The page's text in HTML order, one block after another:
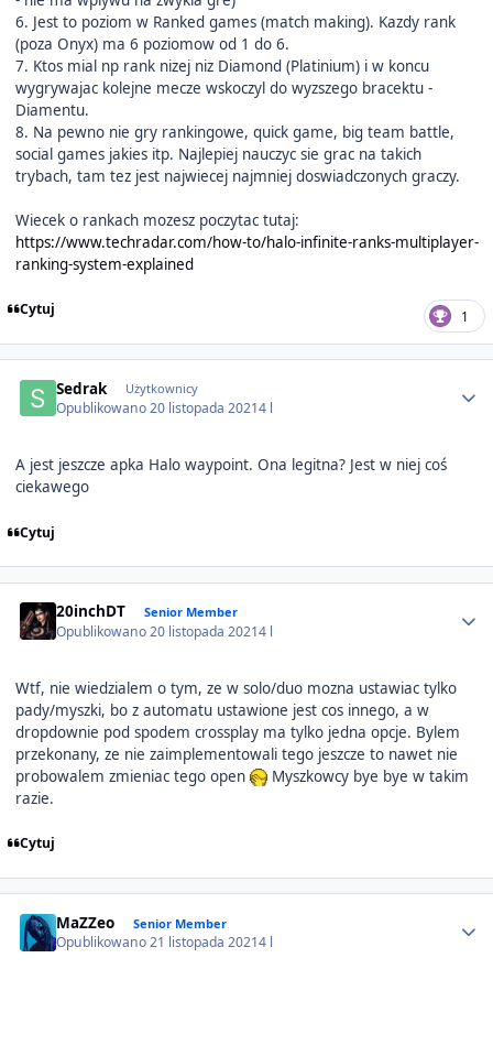
6. Jest to poziom w Ranked games (match making). Kazdy rank
(poza Onyx) ma 6 poziomow od 1 do 6.
7. Ktos mial np rank nizej niz Diamond (Platinium) i w koncu
wygrywajac kolejne mecze wskoczyl do wyzszego bracektu -
Diamentu.
8. Na pewno nie gry rankingowe, quick game, big team battle,
social games jakies itp. Najlepiej nauczyc sie grac na takich
trybach, tam tez jest najwiecej najmniej doswiadczonych graczy.
Wiecek o rankach mozesz poczytac tutaj:
https://www.techradar.com/how-to/halo-infinite-ranks-multiplayer-
ranking-system-explained
Cytuj 1
Sedrak Użytkownicy
Opublikowano20 listopada 20214 l
A jest jeszcze apka Halo waypoint. Ona legitna? Jest w niej coś
ciekawego
Cytuj
20inchDT Senior Member
Opublikowano20 listopada 20214 l
Wtf, nie wiedzialem o tym, ze w solo/duo mozna ustawiac tylko
pady/myszki, bo z automatu ustawione jest cos innego, a w
dropdownie pod spodem crossplay ma tylko jedna opcje. Bylem
przekonany, ze nie zaimplementowali tego jeszcze to nawet nie
probowalem zmieniac tego open
Myszkowcy bye bye w takim
razie.
Cytuj
MaZZeo Senior Member
Opublikowano21 listopada 20214 l